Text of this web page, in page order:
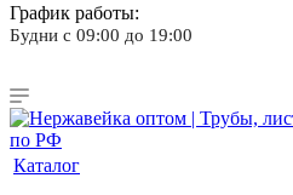
График работы:
Будни с 09:00 до 19:00
Каталог